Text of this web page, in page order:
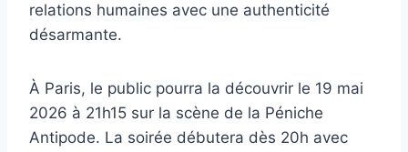
relations humaines avec une authenticité
désarmante.
À Paris, le public pourra la découvrir le 19 mai
2026 à 21h15 sur la scène de la Péniche
Antipode. La soirée débutera dès 20h avec